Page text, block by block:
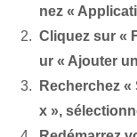
nez «
Cliquez sur «
ur « Ajouter
Recherchez
x »,